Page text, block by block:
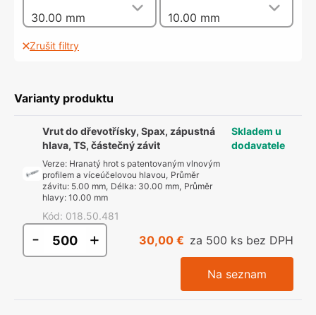
30.00 mm 10.00 mm
Zrušit filtry
Varianty produktu
Vrut do dřevotřísky, Spax, zápustná
hlava, TS, částečný závit
Verze: Hranatý hrot s patentovaným vlnovým
profilem a víceúčelovou hlavou, Průměr
závitu: 5.00 mm, Délka: 30.00 mm, Průměr
hlavy:10.00 mm
Kód: 018.50.481
Skladem u
dodavatele
- + 30,00 € za 500 ks bez DPH
Na seznam